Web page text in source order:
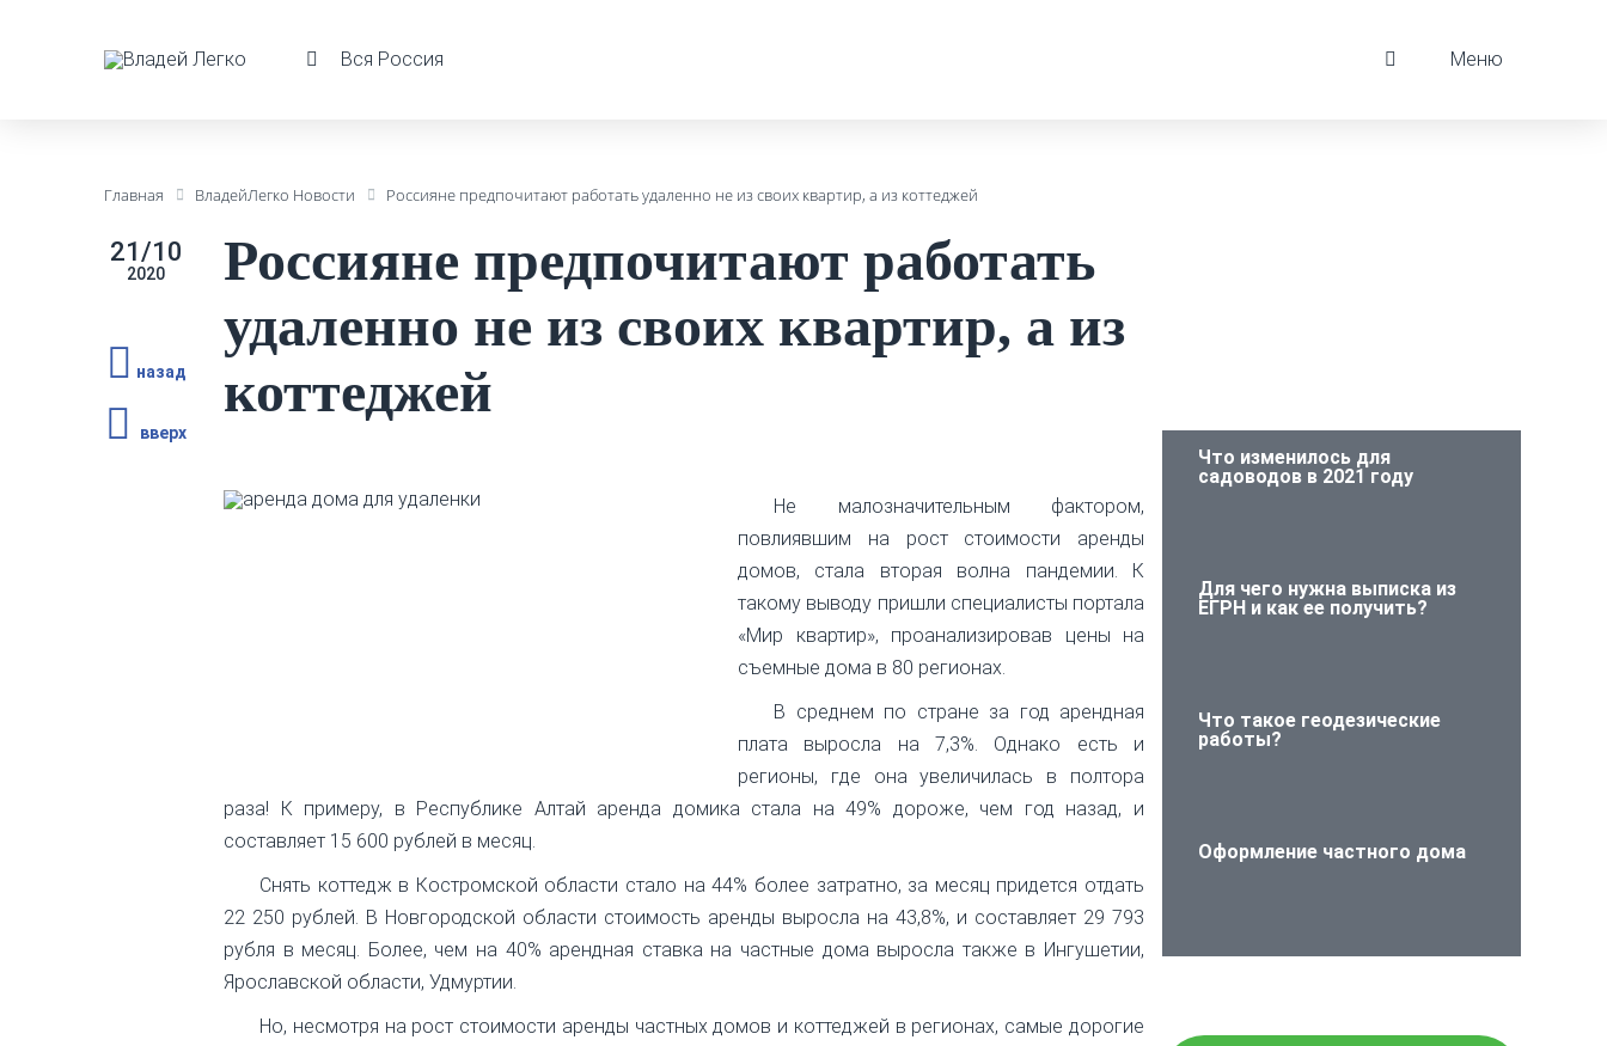
Вся Россия Меню
Главная ВладейЛегко Новости Россияне предпочитают работать удаленно не из своих квартир, а из коттеджей
21/10
2020
назад
вверх
Россияне предпочитают работать
удаленно не из своих квартир, а из
коттеджей
Не малозначительным фактором,
повлиявшим на рост стоимости аренды
домов, стала вторая волна пандемии. К
такому выводу пришли специалисты портала
«Мир квартир», проанализировав цены на
съемные дома в 80 регионах.
В среднем по стране за год арендная
плата выросла на 7,3%. Однако есть и
регионы, где она увеличилась в полтора
раза! К примеру, в Республике Алтай аренда домика стала на 49% дороже, чем год назад, и
составляет 15 600 рублей в месяц.
Снять коттедж в Костромской области стало на 44% более затратно, за месяц придется отдать
22 250 рублей. В Новгородской области стоимость аренды выросла на 43,8%, и составляет 29 793
рубля в месяц. Более, чем на 40% арендная ставка на частные дома выросла также в Ингушетии,
Ярославской области, Удмуртии.
Но, несмотря на рост стоимости аренды частных домов и коттеджей в регионах, самые дорогие
Что изменилось для
садоводов в 2021 году
Для чего нужна выписка из
ЕГРН и как ее получить?
Что такое геодезические
работы?
Оформление частного дома